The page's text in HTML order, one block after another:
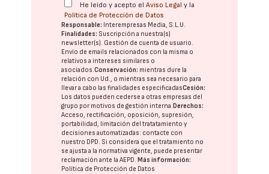
He leído y acepto elAviso Legal y la
Política de Protección de Datos
Responsable: Interempresas Media, S.L.U.
Finalidades: Suscripción a nuestra(s)
newsletter(s). Gestión de cuenta de usuario.
Envío de emails relacionados con la misma o
relativos a intereses similares o
asociados.Conservación: mientras dure la
relación con Ud., o mientras sea necesario para
llevar a cabo las finalidades especificadasCesión:
Los datos pueden cederse a otras empresas del
grupo por motivos de gestión interna. Derechos:
Acceso, rectificación, oposición, supresión,
portabilidad, limitación del tratatamiento y
decisiones automatizadas: contacte con
nuestro DPD. Si considera que el tratamiento no
se ajusta a la normativa vigente, puede presentar
reclamación ante laAEPD. Más información:
Política de Protección de Datos